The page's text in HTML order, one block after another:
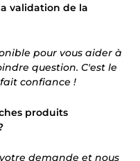
validation de la
pour vous aider à
question. C'est le
confiance !
produits
demande et nous